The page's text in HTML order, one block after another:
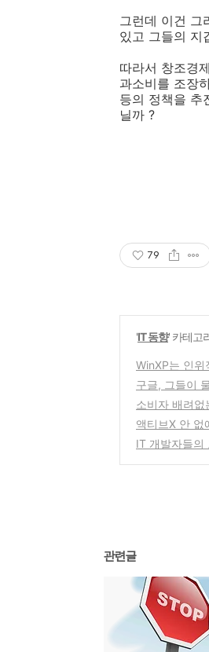
그런데 이건 그
있고 그들의 지
따라서 창조경
과소비를 조장
등의 정책을 추
닐까 ?
79
'IT 동향' 카테고
WinXP는 인위
구글, 그들이
소비자 배려
액티브X 안 없
IT 개발자들의
관련글